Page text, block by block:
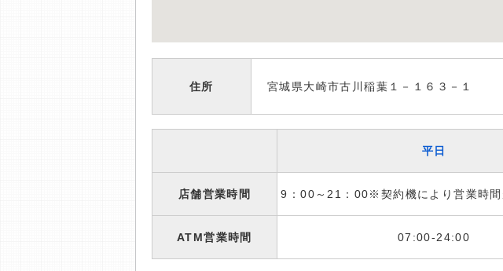
住所 宮城県大崎市古川稲葉１－１６３－１
平日
店舗営業時間 9：00～21：00※契約機により営業時間
ATM営業時間 07:00-24:00